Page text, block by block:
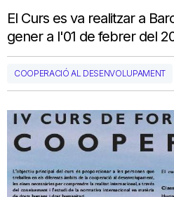
El Curs es va realitzar a
gener a l'01 de febrer del
COOPERACIÓ AL DESENVOLUPAMENT